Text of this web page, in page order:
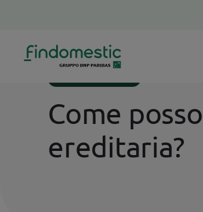
Come
ereditaria?